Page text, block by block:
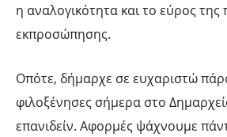
η αναλογικότητα και το εύρος της
εκπροσώπησης.
Οπότε, δήμαρχε σε ευχαριστώ
φιλοξένησες σήμερα στο
επανιδείν. Αφορμές ψάχνουμε